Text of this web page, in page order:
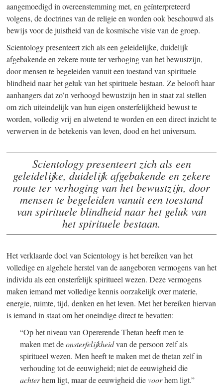
aangemoedigd in overeenstemming met, en geïnterpreteerd
volgens, de doctrines van de religie en worden ook beschouwd als
bewijs voor de juistheid van de kosmische visie van de groep.
Scientology presenteert zich als een geleidelijke, duidelijk
afgebakende en zekere route ter verhoging van het bewustzijn,
door mensen te begeleiden vanuit een toestand van spirituele
blindheid naar het geluk van het spirituele bestaan. Ze belooft haar
aanhangers dat zo’n verhoogd bewustzijn hen in staat zal stellen
om zich uiteindelijk van hun eigen onsterfelijkheid bewust te
worden, volledig vrij en alwetend te worden en een direct inzicht te
verwerven in de betekenis van leven, dood en het universum.
Scientology presenteert zich als een
geleidelijke, duidelijk afgebakende en zekere
route ter verhoging van het bewustzijn, door
mensen te begeleiden vanuit een toestand
van spirituele blindheid naar het geluk van
het spirituele bestaan.
Het verklaarde doel van Scientology is het bereiken van het
volledige en algehele herstel van de aangeboren vermogens van het
individu als een onsterfelijk spiritueel wezen. Deze vermogens
maken iemand met volledige kennis oorzakelijk over materie,
energie, ruimte, tijd, denken en het leven. Met het bereiken hiervan
is iemand in staat om het oneindige direct te bevatten:
“Op het niveau van Opererende Thetan heeft men te
maken met deonsterfelijkheidvan de persoon zelf als
spiritueel wezen. Men heeft te maken met de thetan zelf in
verhouding tot de eeuwigheid; niet de eeuwigheid die
achterhem ligt, maar de eeuwigheid dievoorhem ligt.”